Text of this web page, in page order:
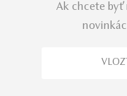
Ak chcete byť